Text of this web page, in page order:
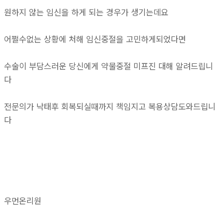
원하지 않는 임신을 하게 되는 경우가 생기는데요
어쩔수없는 상황에 처해 임신중절을 고민하게되었다면
수술이 부담스러운 당신에게 약물중절 미프진 대해 알려드립니
다
전문의가 낙태후 회복되실때까지 책임지고 복용상담도와드립니
다
우먼온리원